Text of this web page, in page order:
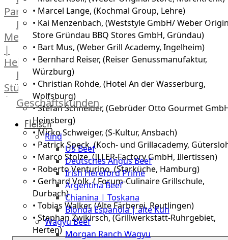
Partner
Männer
Metzger
|
Heinsberg
Feinkost
Stüttgen
|
Düsseldorf
The
Meat
Club
Stuttgart
Geschäftskunden
Fleisch
Rind
US Beef
Deutsches Angus Beef
Irish Hereford Prime
Argentina Beef
Chianina | Toskana
Blonda Espanola | alte Kuh
Wagyu Beef
Morgan Ranch Wagyu
• Marcel Lange, (Kochmal Group, Lehre)
• Kai Menzenbach, (Weststyle GmbH/ Weber
Store Gründau BBQ Stores GmbH, Gründau)
• Bart Mus, (Weber Grill Academy, Ingelheim)
• Bernhard Reiser, (Reiser Genussmanufaktur,
Würzburg)
• Christian Rohde, (Hotel An der Wasserburg,
Wolfsburg)
• Stefan Schneider, (Gebrüder Otto Gourmet
Heinsberg)
• Mirko Schweiger, (S-Kultur, Ansbach)
• Patrick Speck, (Koch- und Grillacademy,
• Marco Stolze, (ILLER-Factory GmbH, Illertissen)
• Roberto Venturino, (Starküche, Hamburg)
• Gerhard Volk, ( Forum-Culinaire Grillschule,
Durbach)
• Tobias Walker, (Alte Färberei, Reutlingen)
• Stephan Zwikirsch, (Grillwerkstatt-Ruhrgebiet,
Herten)